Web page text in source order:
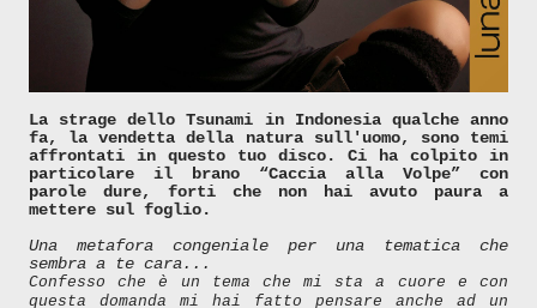
La strage dello Tsunami in Indonesia qualche anno
fa, la vendetta della natura sull'uomo, sono temi
affrontati in questo tuo disco. Ci ha colpito in
particolare il brano “Caccia alla Volpe” con
parole dure, forti che non hai avuto paura a
mettere sul foglio.
Una metafora congeniale per una tematica che
sembra a te cara...
Confesso che è un tema che mi sta a cuore e con
questa domanda mi hai fatto pensare anche ad un